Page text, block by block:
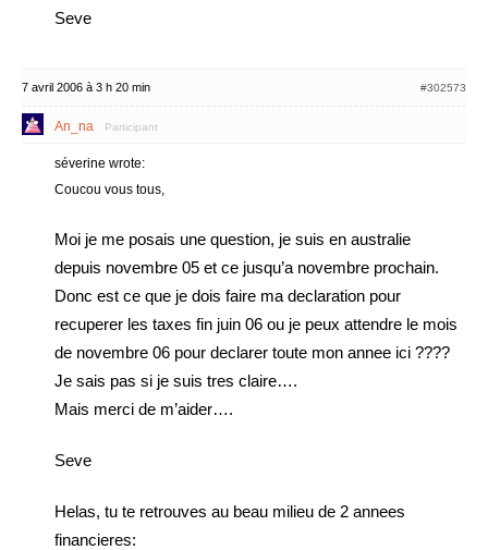
Seve
7 avril 2006 à 3 h 20 min #302573
An_na Participant
séverine wrote:
Coucou vous tous,
Moi je me posais une question, je suis en australie
depuis novembre 05 et ce jusqu’a novembre prochain.
Donc est ce que je dois faire ma declaration pour
recuperer les taxes fin juin 06 ou je peux attendre le mois
de novembre 06 pour declarer toute mon annee ici ????
Je sais pas si je suis tres claire….
Mais merci de m’aider….
Seve
Helas, tu te retrouves au beau milieu de 2 annees
financieres: